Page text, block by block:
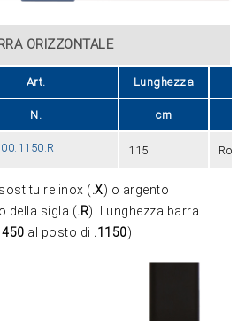
ORIZZONTALE
Art. Lunghezza
N. cm
115
inox (.X) o argento
della sigla (.R). Lunghezza barra
al posto di .1150)